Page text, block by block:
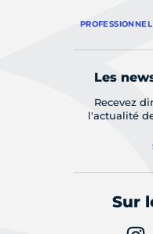
PROFESSIONNEL
Les
Recevez
l'actualité
Sur